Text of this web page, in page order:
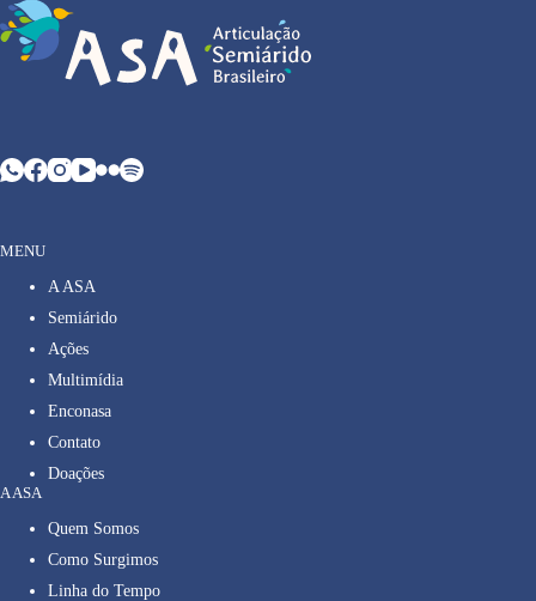
MENU
A ASA
Semiárido
Ações
Multimídia
Enconasa
Contato
Doações
A ASA
Quem Somos
Como Surgimos
Linha do Tempo